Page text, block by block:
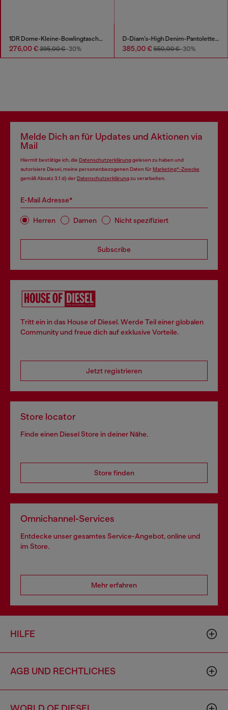
1DR Dome-Kleine-Bowlingtasche aus Leder in Krokodilleder-Optik
276,00 €395,00 €-30%
D-Diam's-High Denim-Pantolette mit schwebendem Oval D
385,00 €550,00 €-30%
Melde Dich an für Updates und Aktionen via
Mail
Hiermit bestätige ich, die Datenschutzerklärunggelesen zu haben und
autorisiere Diesel, meine personenbezogenen Daten fürMarketing*-Zwecke
gemäß Absatz 3.1 d) derDatenschutzerklärungzu verarbeiten.
E-Mail Adresse*
Herren Damen Nicht spezifiziert
Subscribe
Tritt ein in das House of Diesel. Werde Teil einer globalen
Community und freue dich auf exklusive Vorteile.
Jetzt registrieren
Store locator
Finde einen Diesel Store in deiner Nähe.
Store finden
Omnichannel-Services
Entdecke unser gesamtes Service-Angebot, online und
im Store.
Mehr erfahren
HILFE
AGB UND RECHTLICHES